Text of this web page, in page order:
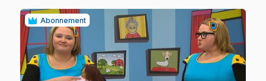
Abonnement